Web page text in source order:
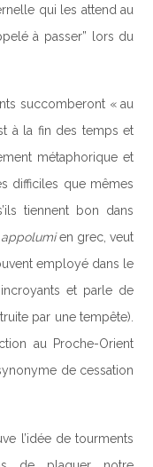
qui les attend au
à passer” lors du
succomberont « au
à la fin des temps et
métaphorique et
difficiles que mêmes
tiennent bon dans
appolumien grec, veut
employé dans le
et parle de
par une tempête).
au Proche-Orient
de cessation
l’idée de tourments